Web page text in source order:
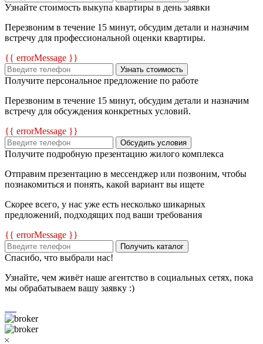
Узнайте стоимость выкупа квартиры в день заявки
Перезвоним в течение 15 минут, обсудим детали и назначим
встречу для профессиональной оценки квартиры.
{{ errorMessage }}
Узнать стоимость
Получите персональное предложение по работе
Перезвоним в течение 15 минут, обсудим детали и назначим
встречу для обсуждения конкретных условий.
{{ errorMessage }}
Обсудить условия
Получите подробную презентацию жилого комплекса
Отправим презентацию в мессенджер или позвоним, чтобы
познакомиться и понять, какой вариант вы ищете
Скорее всего, у нас уже есть несколько шикарных
предложений, подходящих под ваши требования
{{ errorMessage }}
Получить каталог
Спасибо, что выбрали нас!
Узнайте, чем живёт наше агентство в социальных сетях, пока
мы обрабатываем вашу заявку :)